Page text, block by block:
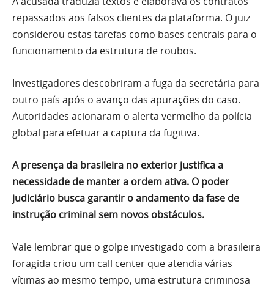
repassados aos falsos clientes da plataforma. O juiz
considerou estas tarefas como bases centrais para o
funcionamento da estrutura de roubos.
Investigadores descobriram a fuga da secretária para
outro país após o avanço das apurações do caso.
Autoridades acionaram o alerta vermelho da polícia
global para efetuar a captura da fugitiva.
A presença da brasileira no exterior justifica a
necessidade de manter a ordem ativa. O poder
judiciário busca garantir o andamento da fase de
instrução criminal sem novos obstáculos.
Vale lembrar que o golpe investigado com a brasileira
foragida criou um call center que atendia várias
vítimas ao mesmo tempo, uma estrutura criminosa